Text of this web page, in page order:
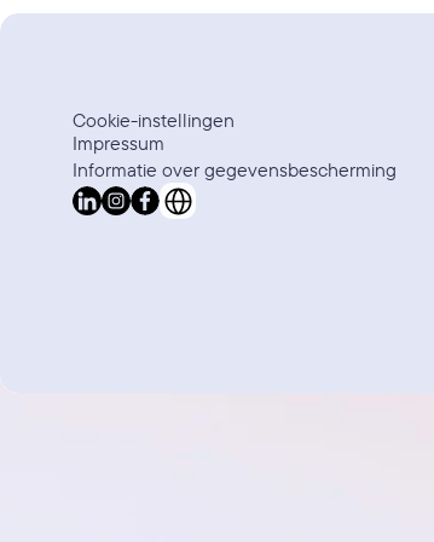
Cookie-instellingen
Impressum
Informatie over gegevensbescherming
Select Language